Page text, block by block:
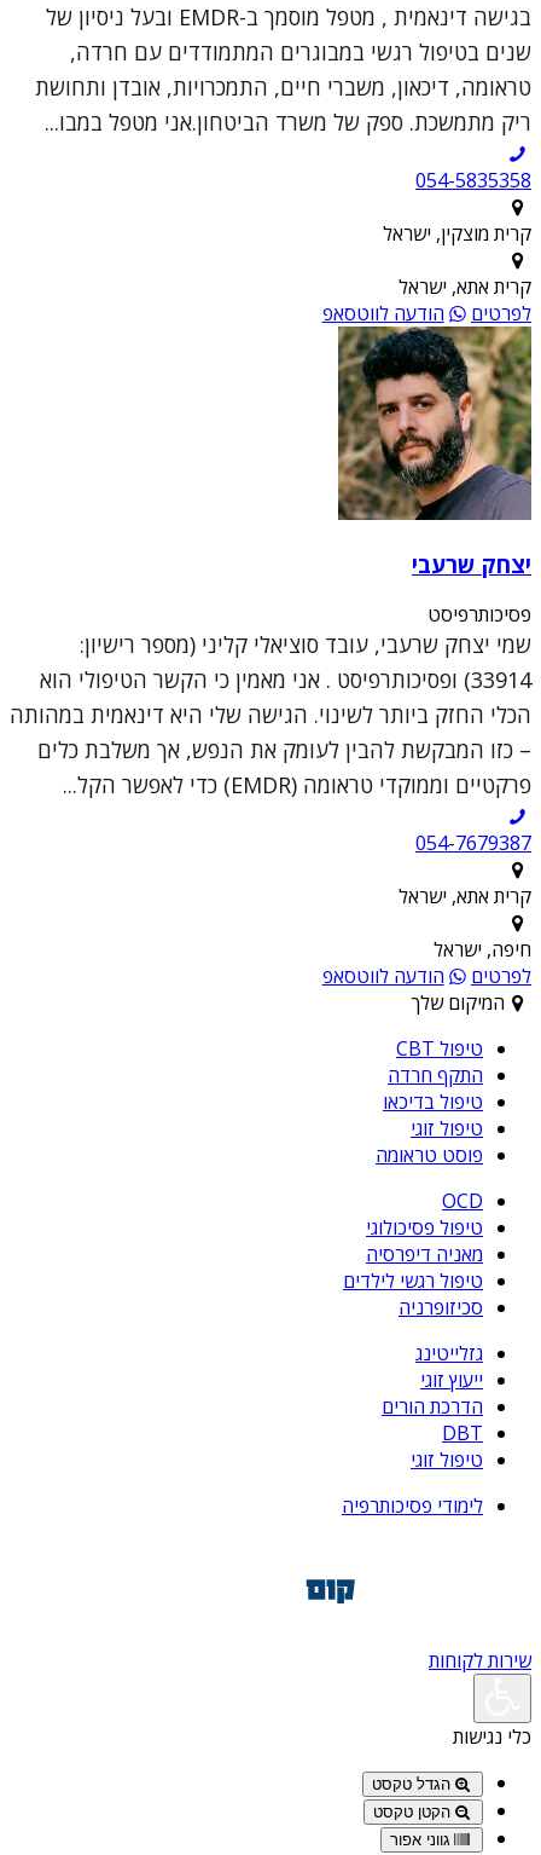
בגישה דינאמית , מטפל מוסמך ב-EMDR ובעל ניסיון של
שנים בטיפול רגשי במבוגרים המתמודדים עם חרדה,
טראומה, דיכאון, משברי חיים, התמכרויות, אובדן ותחושת
ריק מתמשכת. ספק של משרד הביטחון.אני מטפל במבו...
054-5835358
קרית מוצקין, ישראל
קרית אתא, ישראל
לפרטים
הודעה לווטסאפ
יצחק שרעבי
פסיכותרפיסט
שמי יצחק שרעבי, עובד סוציאלי קליני (מספר רישיון:
33914) ופסיכותרפיסט . אני מאמין כי הקשר הטיפולי הוא
הכלי החזק ביותר לשינוי. הגישה שלי היא דינאמית במהותה
– כזו המבקשת להבין לעומק את הנפש, אך משלבת כלים
פרקטיים וממוקדי טראומה (EMDR) כדי לאפשר הקל...
054-7679387
קרית אתא, ישראל
חיפה, ישראל
לפרטים
הודעה לווטסאפ
המיקום שלך
טיפול CBT
התקף חרדה
טיפול בדיכאו
טיפול זוגי
פוסט טראומה
OCD
טיפול פסיכולוגי
מאניה דיפרסיה
טיפול רגשי לילדים
סכיזופרניה
גזלייטינג
ייעוץ זוגי
הדרכת הורים
DBT
טיפול זוגי
לימודי פסיכותרפיה
שירות לקוחות
כלי נגישות
הגדל טקסט
הקטן טקסט
גווני אפור